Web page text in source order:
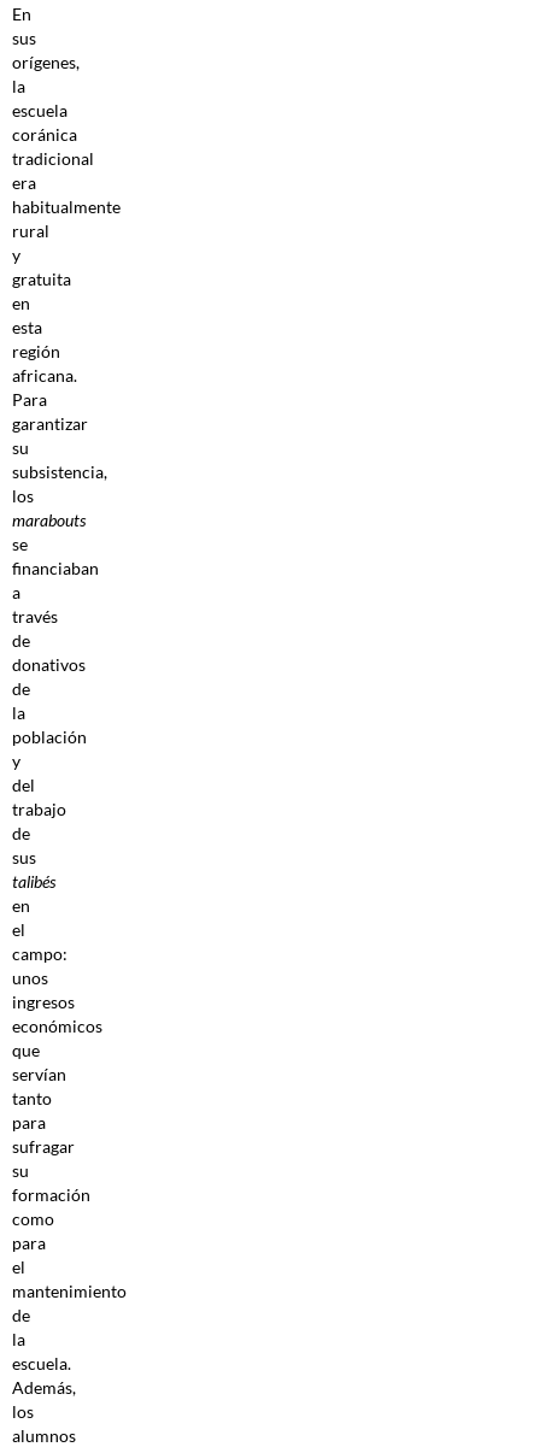
En
sus
orígenes,
la
escuela
coránica
tradicional
era
habitualmente
rural
y
gratuita
en
esta
región
africana.
Para
garantizar
su
subsistencia,
los
marabouts
se
financiaban
a
través
de
donativos
de
la
población
y
del
trabajo
de
sus
talibés
en
el
campo:
unos
ingresos
económicos
que
servían
tanto
para
sufragar
su
formación
como
para
el
mantenimiento
de
la
escuela.
Además,
los
alumnos